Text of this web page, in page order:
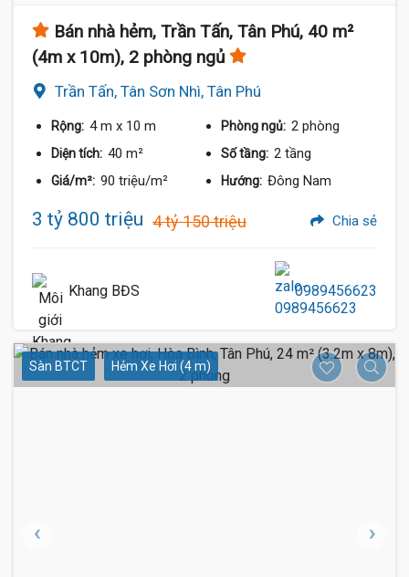
Bán nhà hẻm, Trần Tấn, Tân Phú, 40 m²
(4m x 10m), 2 phòng ngủ
Trần Tấn, Tân Sơn Nhì, Tân Phú
Rộng: 4 m x 10 m Phòng ngủ: 2 phòng
Diện tích: 40 m² Số tầng: 2 tầng
Giá/m²: 90 triệu/m² Hướng: Đông Nam
3 tỷ 800 triệu 4 tỷ 150 triệu Chia sẻ
Khang BĐS 0989456623
Sàn BTCT Hẻm Xe Hơi (4 m)